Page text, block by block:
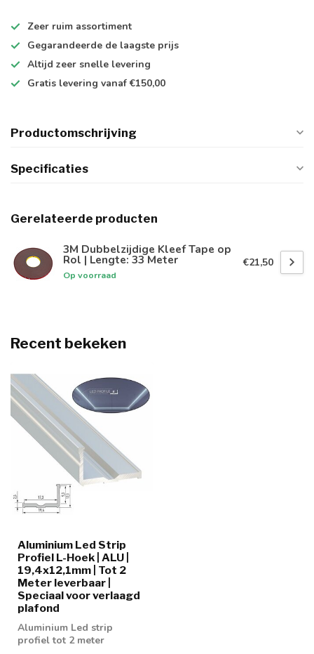
Zeer ruim assortiment
Gegarandeerde de laagste prijs
Altijd zeer snelle levering
Gratis levering vanaf €150,00
Productomschrijving
Specificaties
Gerelateerde producten
3M Dubbelzijdige Kleef Tape op
Rol | Lengte: 33 Meter
Op voorraad
€21,50
Recent bekeken
Aluminium Led Strip
Profiel L-Hoek | ALU |
19,4x12,1mm | Tot 2
Meter leverbaar |
Speciaal voor verlaagd
plafond
Aluminium Led strip
profiel tot 2 meter